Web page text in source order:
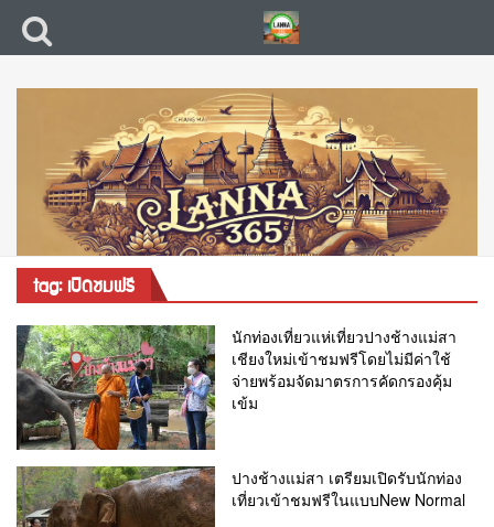
tag: เปิดชมฟรี
นักท่องเที่ยวแห่เที่ยวปางช้างแม่สา
เชียงใหม่เข้าชมฟรีโดยไม่มีค่าใช้
จ่ายพร้อมจัดมาตรการคัดกรองคุ้ม
เข้ม
ปางช้างแม่สา เตรียมเปิดรับนักท่อง
เที่ยวเข้าชมฟรีในแบบNew Normal